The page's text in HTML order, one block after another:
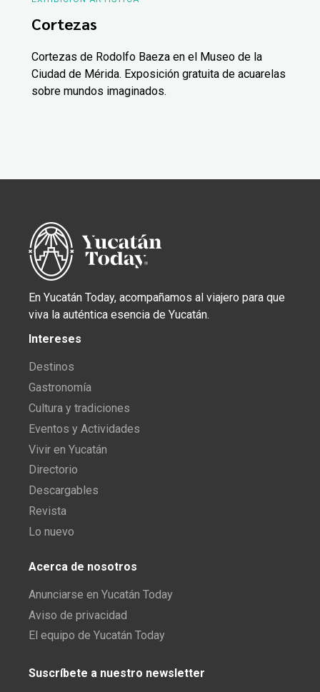
Cortezas
Cortezas de Rodolfo Baeza en el Museo de la
Ciudad de Mérida. Exposición gratuita de acuarelas
sobre mundos imaginados.
En Yucatán Today, acompañamos al viajero para que
viva la auténtica esencia de Yucatán.
Intereses
Destinos
Gastronomía
Cultura y tradiciones
Eventos y Actividades
Vivir en Yucatán
Directorio
Descargables
Revista
Lo nuevo
Acerca de nosotros
Anunciarse en Yucatán Today
Aviso de privacidad
El equipo de Yucatán Today
Suscríbete a nuestro newsletter